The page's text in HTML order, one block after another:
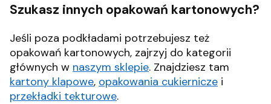
Szukasz innych opakowań kartonowych?
Jeśli poza podkładami potrzebujesz też
opakowań kartonowych, zajrzyj do kategorii
głównych w naszym sklepie. Znajdziesz tam
kartony klapowe, opakowania cukiernicze i
przekładki tekturowe.